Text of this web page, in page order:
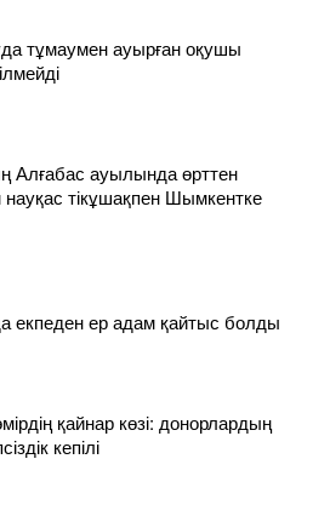
тұмаумен ауырған оқушы
Алғабас ауылында өрттен
тікұшақпен Шымкентке
екпеден ер адам қайтыс болды
қайнар көзі: донорлардың
кепілі